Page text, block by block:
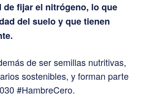
fijar el nitrógeno, lo que
del suelo y que tienen
de ser semillas nutritivas,
sostenibles, y forman parte
#HambreCero.